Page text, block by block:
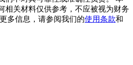
享
相关材料仅供参考，不应被视为财务
多信息，请参阅我们的使用条款和